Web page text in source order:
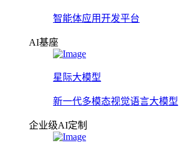
智能体应用开发平台
AI基座
星际大模型
新一代多模态视觉语言大模型
企业级AI定制